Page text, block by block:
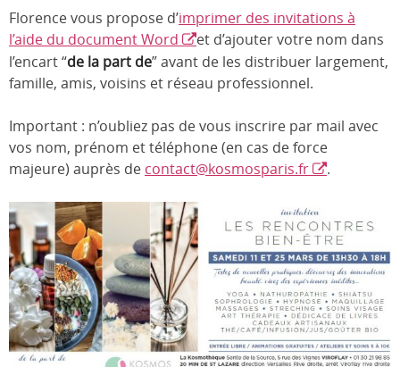
Florence vous propose d’imprimer des invitations à
l’aide du document Word
et d’ajouter votre nom dans
l’encart “de la part de” avant de les distribuer largement,
famille, amis, voisins et réseau professionnel.
Important : n’oubliez pas de vous inscrire par mail avec
vos nom, prénom et téléphone (en cas de force
majeure) auprès de contact@kosmosparis.fr .